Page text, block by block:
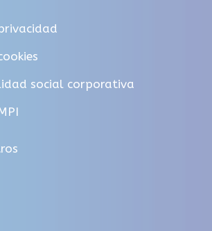
social corporativa